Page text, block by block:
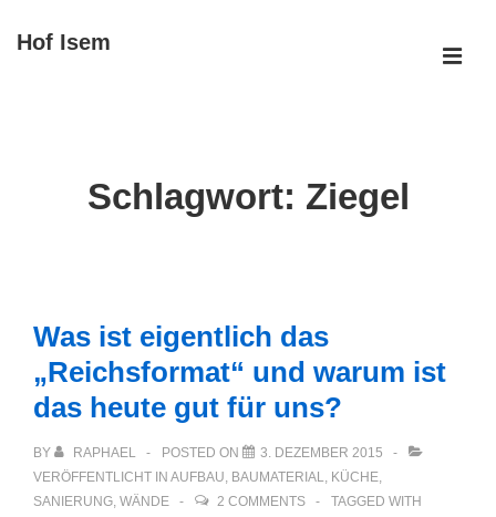
ZumHof Isem
Schlagwort: Ziegel
Was ist eigentlich das
„Reichsformat“ und warum ist
das heute gut für uns?
BY RAPHAEL POSTED ON
3. DEZEMBER 2015
VERÖFFENTLICHT IN AUFBAU, BAUMATERIAL, KÜCHE,
SANIERUNG, WÄNDE 2 COMMENTS
TAGGED WITH